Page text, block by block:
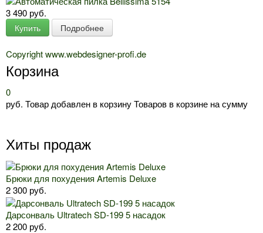
3 490 руб.
Купить Подробнее
Copyright www.webdesigner-profi.de
Корзина
0
руб. Товар добавлен в корзинуТоваров в корзине на сумму
Хиты продаж
Брюки для похудения Artemis Deluxe
2 300 руб.
Дарсонваль Ultratech SD-199 5 насадок
2 200 руб.